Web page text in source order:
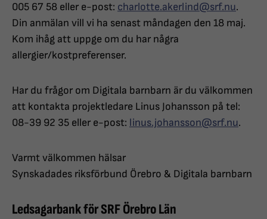
005 67 58 eller e-post: charlotte.akerlind@srf.nu.
Din anmälan vill vi ha senast måndagen den 18 maj.
Kom ihåg att uppge om du har några
allergier/kostpreferenser.
Har du frågor om Digitala barnbarn är du välkommen
att kontakta projektledare Linus Johansson på tel:
08-39 92 35 eller e-post: linus.johansson@srf.nu.
Varmt välkommen hälsar
Synskadades riksförbund Örebro & Digitala barnbarn
Ledsagarbank för SRF Örebro Län